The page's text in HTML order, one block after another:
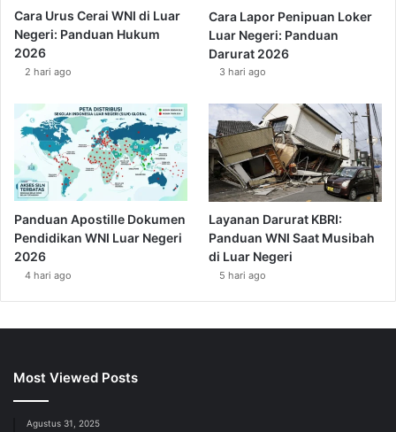
Cara Urus Cerai WNI di Luar
Negeri: Panduan Hukum
2026
2 hari ago
Cara Lapor Penipuan Loker
Luar Negeri: Panduan
Darurat 2026
3 hari ago
Panduan Apostille Dokumen
Pendidikan WNI Luar Negeri
2026
4 hari ago
Layanan Darurat KBRI:
Panduan WNI Saat Musibah
di Luar Negeri
5 hari ago
Most Viewed Posts
Agustus 31, 2025